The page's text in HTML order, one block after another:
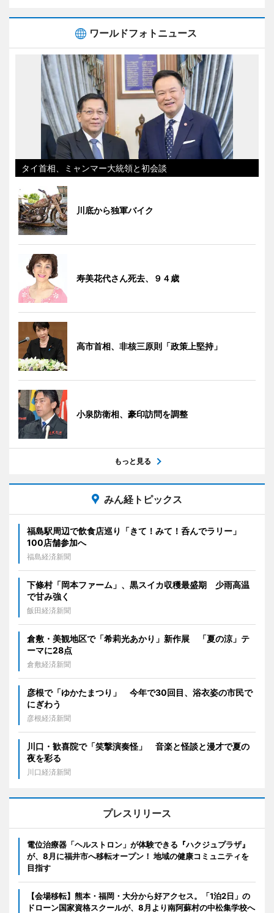
ワールドフォトニュース
タイ首相、ミャンマー大統領と初会談
川底から独軍バイク
寿美花代さん死去、９４歳
高市首相、非核三原則「政策上堅持」
小泉防衛相、豪印訪問を調整
もっと見る
みん経トピックス
福島駅周辺で飲食店巡り「きて！みて！呑んでラリー」
100店舗参加へ
福島経済新聞
下條村「岡本ファーム」、黒スイカ収穫最盛期 少雨高温
で甘み強く
飯田経済新聞
倉敷・美観地区で「希莉光あかり」新作展 「夏の涼」テ
ーマに28点
倉敷経済新聞
彦根で「ゆかたまつり」 今年で30回目、浴衣姿の市民で
にぎわう
彦根経済新聞
川口・歓喜院で「笑撃演奏怪」 音楽と怪談と漫才で夏の
夜を彩る
川口経済新聞
プレスリリース
電位治療器「ヘルストロン」が体験できる『ハクジュプラザ』
が、8月に福井市へ移転オープン！ 地域の健康コミュニティを
目指す
【会場移転】熊本・福岡・大分から好アクセス。「1泊2日」の
ドローン国家資格スクールが、8月より南阿蘇村の中松集学校へ